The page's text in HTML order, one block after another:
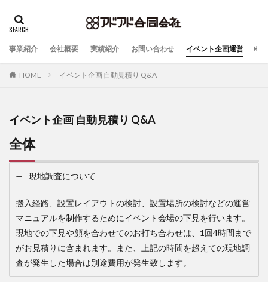
事業紹介 会社概要 実績紹介 お問い合わせ イベント企画運営
HOME イベント企画 自動見積り Q&A
イベント企画 自動見積り Q&A
全体
現地調査について
搬入経路、設置レイアウトの検討、設置場所の検討などの運営
マニュアルを制作するためにイベント会場の下見を行います。
現地での下見や顔を合わせてのお打ち合わせは、1回4時間まで
がお見積りに含まれます。また、上記の時間を超えての現地調
査が発生した場合は別途費用が発生致します。